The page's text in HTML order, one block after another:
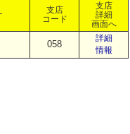
支店
コード
支店
詳細
画面へ
058
詳細
情報